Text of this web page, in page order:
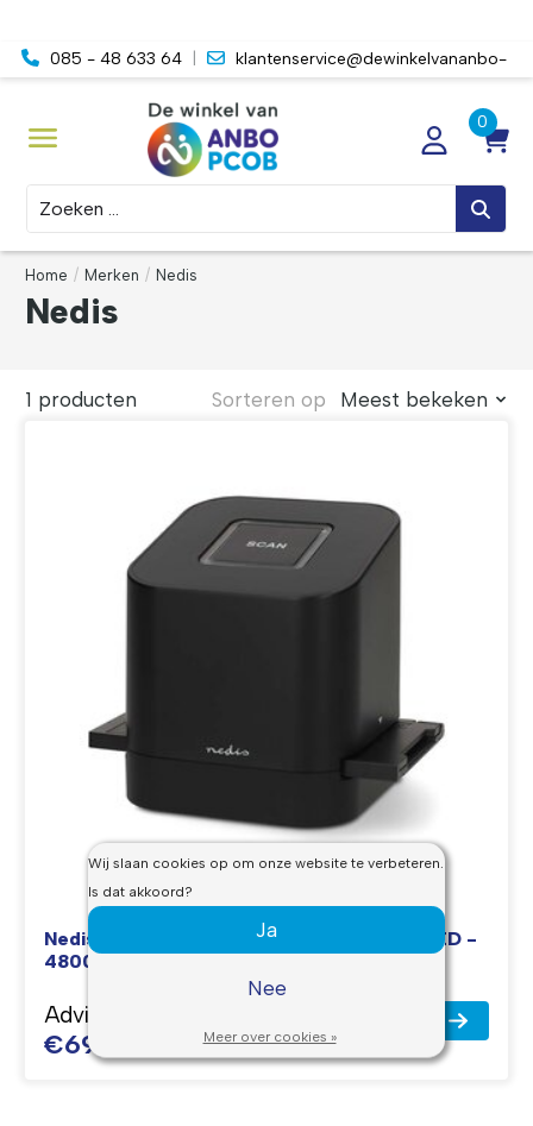
085 - 48 633 64
klantenservice@dewinkelvananbo-
Zoeken
Home / Merken / Nedis
Nedis
1 producten Sorteren op Meest bekeken
Nedis Dia-/negatiefscanner met 8 MP en LED -
4800 dpi Scanresolutie
Adviesprijs
€69,95
Wij slaan cookies op om onze website te verbeteren.
Is dat akkoord?
Ja
Nee
Meer over cookies »